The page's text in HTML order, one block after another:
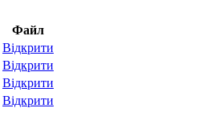
Файл
Вiдкрити
Вiдкрити
Вiдкрити
Вiдкрити